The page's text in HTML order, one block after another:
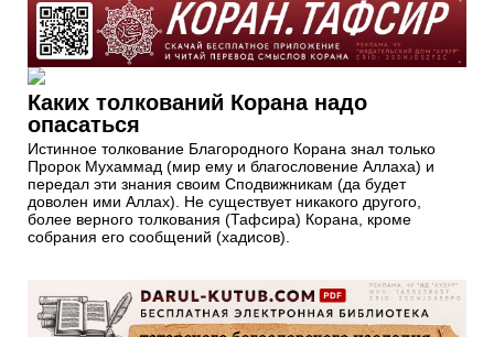
Каких толкований Корана надо
опасаться
Истинное толкование Благородного Корана знал только
Пророк Мухаммад (мир ему и благословение Аллаха) и
передал эти знания своим Сподвижникам (да будет
доволен ими Аллах). Не существует никакого другого,
более верного толкования (Тафсира) Корана, кроме
собрания его сообщений (хадисов).